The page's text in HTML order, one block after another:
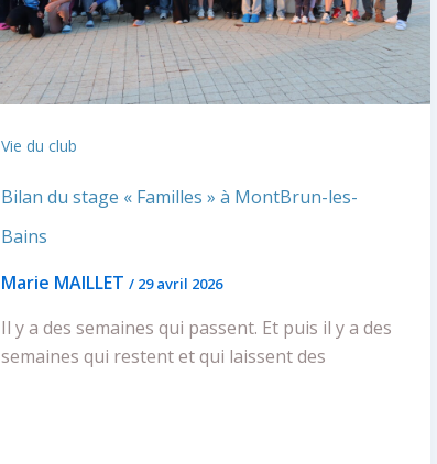
Vie du club
Bilan du stage « Familles » à MontBrun-les-
Bains
Marie MAILLET/ 29 avril 2026
Il y a des semaines qui passent. Et puis il y a des
semaines qui restent et qui laissent des